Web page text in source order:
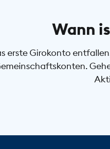
Wann
erste Girokonto